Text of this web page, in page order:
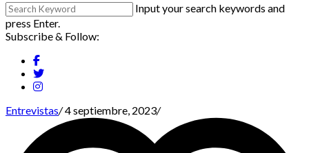
Input your search keywords and
press Enter.
Subscribe & Follow:
Entrevistas/4 septiembre, 2023/